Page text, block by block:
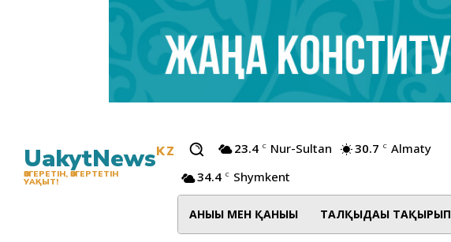
UakytNewsKZ
ӨЗГЕРЕТІН, ӨЗГЕРТЕТІН
УАҚЫТ!
23.4 C Nur-Sultan 30.7 C Almaty
34.4 C Shymkent
АНЫҒЫ МЕН ҚАНЫҒЫ ТАЛҚЫДАҒЫ ТАҚЫРЫП